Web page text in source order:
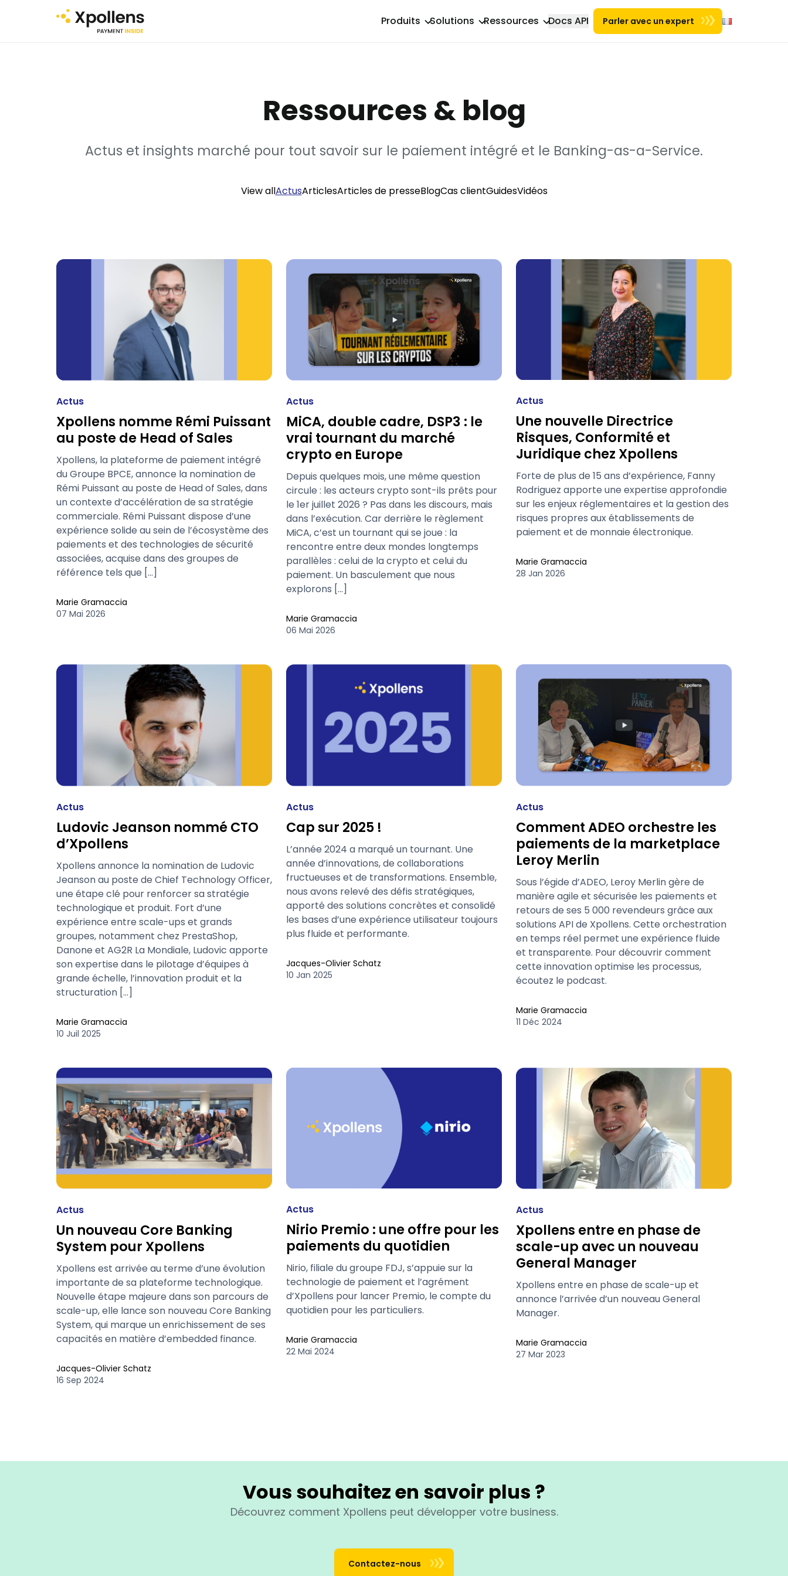
Produits Solutions Ressources
Docs API
Nouvel onglet
Parler avec un expert
Ressources & blog
Actus et insights marché pour tout savoir sur le paiement intégré et le Banking-as-a-Service.
View allActusArticlesArticles de presseBlogCas clientGuidesVidéos
Actus
Xpollens nomme Rémi Puissant
au poste de Head of Sales
Xpollens, la plateforme de paiement intégré
du Groupe BPCE, annonce la nomination de
Rémi Puissant au poste de Head of Sales, dans
un contexte d’accélération de sa stratégie
commerciale. Rémi Puissant dispose d’une
expérience solide au sein de l’écosystème des
paiements et des technologies de sécurité
associées, acquise dans des groupes de
référence tels que […]
Marie Gramaccia
07 Mai 2026
Actus
MiCA, double cadre, DSP3 : le
vrai tournant du marché
crypto en Europe
Depuis quelques mois, une même question
circule : les acteurs crypto sont-ils prêts pour
le 1er juillet 2026 ? Pas dans les discours, mais
dans l’exécution. Car derrière le règlement
MiCA, c’est un tournant qui se joue : la
rencontre entre deux mondes longtemps
parallèles : celui de la crypto et celui du
paiement. Un basculement que nous
explorons […]
Marie Gramaccia
06 Mai 2026
Actus
Une nouvelle Directrice
Risques, Conformité et
Juridique chez Xpollens
Forte de plus de 15 ans d’expérience, Fanny
Rodriguez apporte une expertise approfondie
sur les enjeux réglementaires et la gestion des
risques propres aux établissements de
paiement et de monnaie électronique.
Marie Gramaccia
28 Jan 2026
Actus
Ludovic Jeanson nommé CTO
d’Xpollens
Xpollens annonce la nomination de Ludovic
Jeanson au poste de Chief Technology Officer,
une étape clé pour renforcer sa stratégie
technologique et produit. Fort d’une
expérience entre scale-ups et grands
groupes, notamment chez PrestaShop,
Danone et AG2R La Mondiale, Ludovic apporte
son expertise dans le pilotage d’équipes à
grande échelle, l’innovation produit et la
structuration […]
Marie Gramaccia
10 Juil 2025
Actus
Cap sur 2025 !
L’année 2024 a marqué un tournant. Une
année d’innovations, de collaborations
fructueuses et de transformations. Ensemble,
nous avons relevé des défis stratégiques,
apporté des solutions concrètes et consolidé
les bases d’une expérience utilisateur toujours
plus fluide et performante.
Jacques-Olivier Schatz
10 Jan 2025
Actus
Comment ADEO orchestre les
paiements de la marketplace
Leroy Merlin
Sous l’égide d’ADEO, Leroy Merlin gère de
manière agile et sécurisée les paiements et
retours de ses 5 000 revendeurs grâce aux
solutions API de Xpollens. Cette orchestration
en temps réel permet une expérience fluide
et transparente. Pour découvrir comment
cette innovation optimise les processus,
écoutez le podcast.
Marie Gramaccia
11 Déc 2024
Actus
Un nouveau Core Banking
System pour Xpollens
Xpollens est arrivée au terme d’une évolution
importante de sa plateforme technologique.
Nouvelle étape majeure dans son parcours de
scale-up, elle lance son nouveau Core Banking
System, qui marque un enrichissement de ses
capacités en matière d’embedded finance.
Jacques-Olivier Schatz
16 Sep 2024
Actus
Nirio Premio : une offre pour les
paiements du quotidien
Nirio, filiale du groupe FDJ, s’appuie sur la
technologie de paiement et l’agrément
d’Xpollens pour lancer Premio, le compte du
quotidien pour les particuliers.
Marie Gramaccia
22 Mai 2024
Actus
Xpollens entre en phase de
scale-up avec un nouveau
General Manager
Xpollens entre en phase de scale-up et
annonce l’arrivée d’un nouveau General
Manager.
Marie Gramaccia
27 Mar 2023
Vous souhaitez en savoir plus ?
Découvrez comment Xpollens peut développer votre business.
Contactez-nous